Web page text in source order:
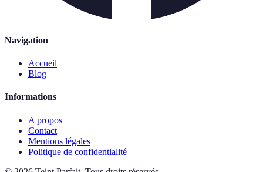
Navigation
Accueil
Blog
Informations
A propos
Contact
Mentions légales
Politique de confidentialité